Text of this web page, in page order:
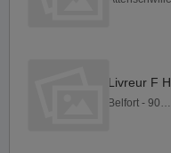
Livreur F H
Belfort - 90000